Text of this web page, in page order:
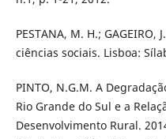
PESTANA, M. H.;
ciências sociais. Lisboa:
PINTO, N.G.M. A
Rio Grande do Sul e a
Desenvolvimento Rural.